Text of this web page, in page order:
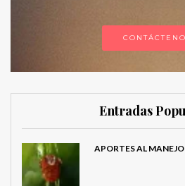
Entradas
APORTES AL